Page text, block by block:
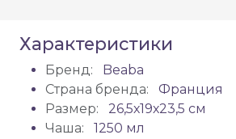
Характеристики
Бренд:
Beaba
Страна бренда:
Франция
Размер:
26,5х19х23,5 см
Чаша:
1250 мл